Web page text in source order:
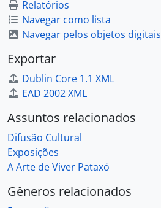
Relatórios
Navegar como lista
Navegar pelos objetos digitais
Exportar
Dublin Core 1.1 XML
EAD 2002 XML
Assuntos relacionados
Difusão Cultural
Exposições
A Arte de Viver Pataxó
Gêneros relacionados